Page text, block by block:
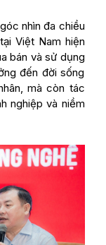
nhìn đa chiều
Việt Nam hiện
bán và sử dụng
đến đời sống
mà còn tác
nghiệp và niềm